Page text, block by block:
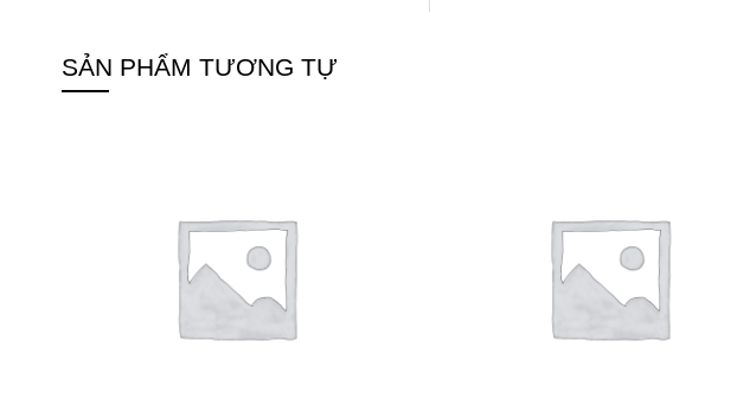
SẢN PHẨM TƯƠNG TỰ